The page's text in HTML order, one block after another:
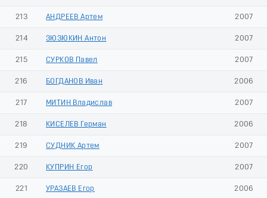
213 АНДРЕЕВ Артем 2007
214 ЗЮЗЮКИН Антон 2007
215 СУРКОВ Павел 2007
216 БОГДАНОВ Иван 2006
217 МИТИН Владислав 2007
218 КИСЕЛЕВ Герман 2006
219 СУДНИК Артем 2007
220 КУПРИН Егор 2007
221 УРАЗАЕВ Егор 2006